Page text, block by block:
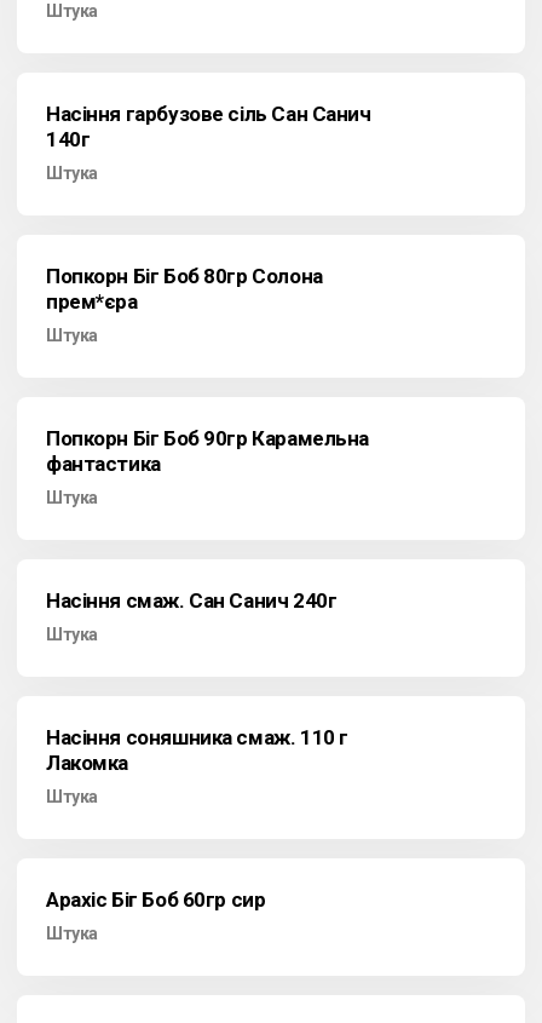
Штука
Насіння гарбузове сіль Сан Санич
140г
Штука
Попкорн Біг Боб 80гр Солона
прем*єра
Штука
Попкорн Біг Боб 90гр Карамельна
фантастика
Штука
Насіння смаж. Сан Санич 240г
Штука
Насіння соняшника смаж. 110 г
Лакомка
Штука
Арахіс Біг Боб 60гр сир
Штука